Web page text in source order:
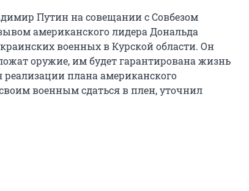
Путин на совещании с Совбезом
американского лидера Дональда
военных в Курской области. Он
оружие, им будет гарантирована жизнь
плана американского
военным сдаться в плен, уточнил